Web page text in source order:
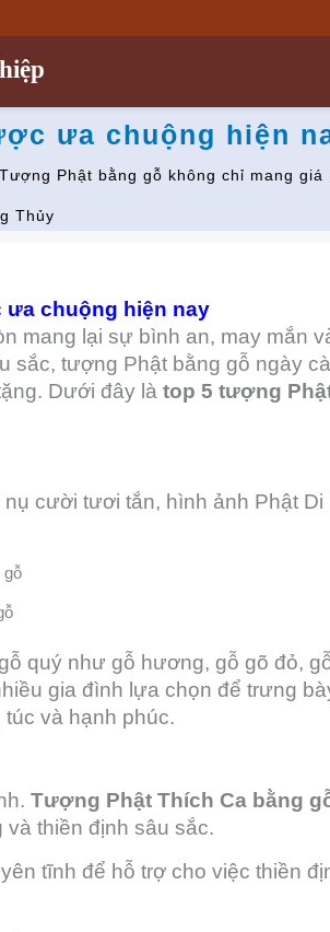
ưa chuộng hiện
Phật bằng gỗ không chỉ mang
Thủy
chuộng hiện nay
mang lại sự bình an, may mắn
sắc, tượng Phật bằng gỗ ngày
Dưới đây là top 5 tượng
cười tươi tắn, hình ảnh Phật Di
quý như gỗ hương, gỗ gõ đỏ,
gia đình lựa chọn để trưng
và hạnh phúc.
Tượng Phật Thích Ca bằng
thiền định sâu sắc.
tĩnh để hỗ trợ cho việc thiền